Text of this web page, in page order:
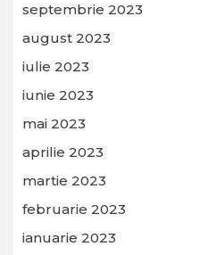
septembrie 2023
august 2023
iulie 2023
iunie 2023
mai 2023
aprilie 2023
martie 2023
februarie 2023
ianuarie 2023